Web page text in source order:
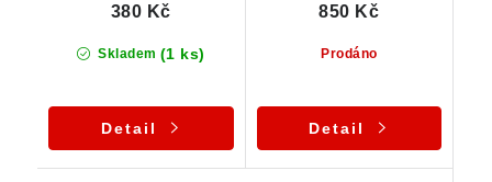
Skladem (1 ks)
380 Kč
Detail
Prodáno
850 Kč
Detail